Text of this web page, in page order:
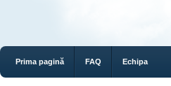
Prima pagină FAQ Echipa